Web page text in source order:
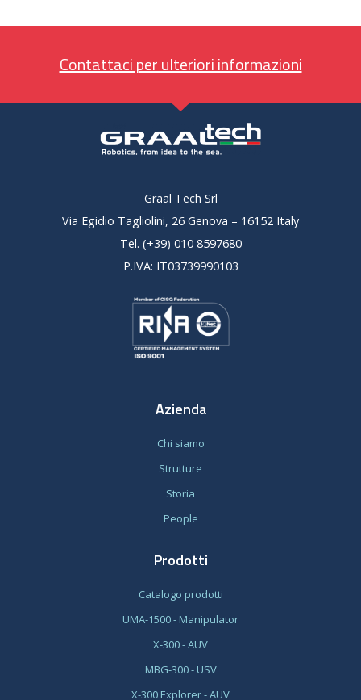
Contattaci per ulteriori informazioni
Graal Tech Srl
Via Egidio Tagliolini, 26 Genova – 16152 Italy
Tel. (+39) 010 8597680
P.IVA: IT03739990103
Azienda
Chi siamo
Strutture
Storia
People
Prodotti
Catalogo prodotti
UMA-1500 - Manipulator
X-300 - AUV
MBG-300 - USV
X-300 Explorer - AUV